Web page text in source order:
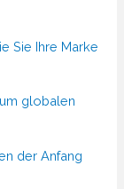
Sie Ihre Marke
globalen
der Anfang